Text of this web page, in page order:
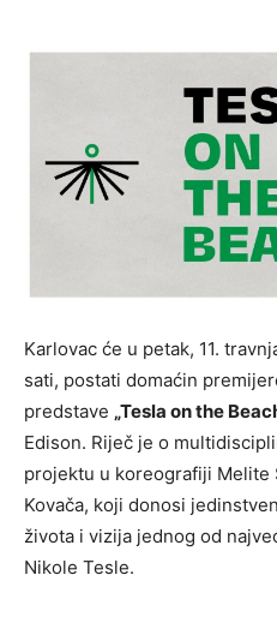
Karlovac će u petak, 11.
sati, postati domaćin
predstave „Tesla on the
Edison. Riječ je o
projektu u koreografiji Melite
Kovača, koji donosi
života i vizija jednog od
Nikole Tesle.